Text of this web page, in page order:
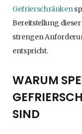
Gefrierschränken
Bereitstellung
strengen
entspricht.
WARUM
SIND